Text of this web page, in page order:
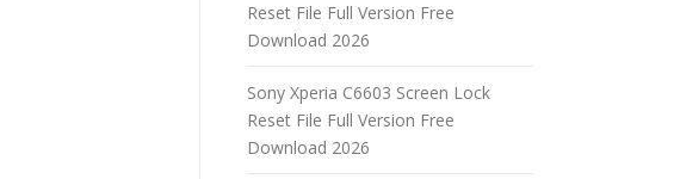
Reset File Full Version Free
Download 2026
Sony Xperia C6603 Screen Lock
Reset File Full Version Free
Download 2026